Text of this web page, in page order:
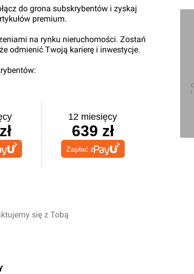
do grona subskrybentów i zyskaj
premium.
na rynku nieruchomości. Zostań
odmienić Twoją karierę i inwestycje.
12 miesięcy
639 zł
Zapłać z
się z Tobą